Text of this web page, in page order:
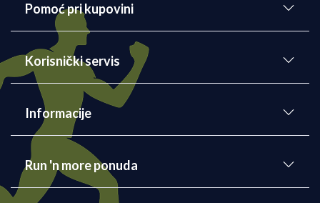
Pomoć pri kupovini
Korisnički servis
Informacije
Run 'n more ponuda